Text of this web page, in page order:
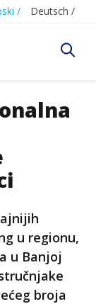
/ Deutsch /
u regionu,
u Banjoj
broja